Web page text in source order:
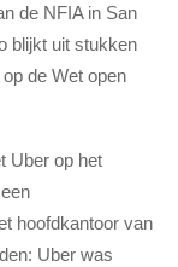
de NFIA in San
blijkt uit stukken
de Wet open
Uber op het
hoofdkantoor van
Uber was